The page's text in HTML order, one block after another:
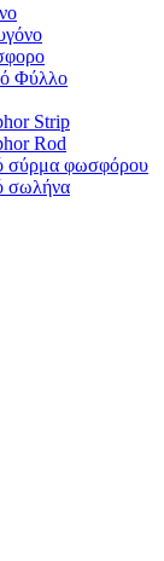
Φύλλο
Strip
Rod
σύρμα φωσφόρου
σωλήνα